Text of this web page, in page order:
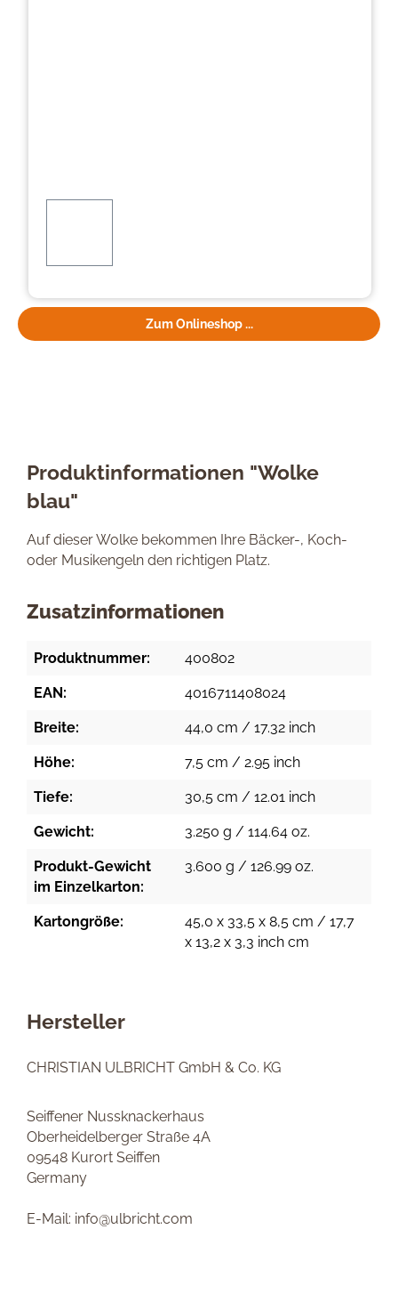
Zum Onlineshop ...
Produktinformationen "Wolke
blau"
Auf dieser Wolke bekommen Ihre Bäcker-, Koch-
oder Musikengeln den richtigen Platz.
Zusatzinformationen
Produktnummer: 400802
EAN: 4016711408024
Breite: 44,0 cm / 17.32 inch
Höhe: 7,5 cm / 2.95 inch
Tiefe: 30,5 cm / 12.01 inch
Gewicht: 3.250 g / 114.64 oz.
Produkt-Gewicht
im Einzelkarton:
3.600 g / 126.99 oz.
Kartongröße:
45,0 x 33,5 x 8,5 cm / 17,7
x 13,2 x 3,3 inch cm
Hersteller
CHRISTIAN ULBRICHT GmbH & Co. KG
Seiffener Nussknackerhaus
Oberheidelberger Straße 4A
09548 Kurort Seiffen
Germany
E-Mail: info@ulbricht.com